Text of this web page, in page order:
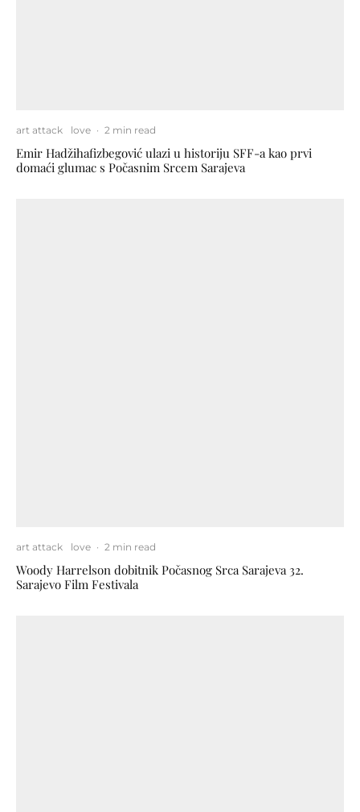
art attack love · 2 min read
Emir Hadžihafizbegović ulazi u historiju SFF-a kao prvi
domaći glumac s Počasnim Srcem Sarajeva
art attack love · 2 min read
Woody Harrelson dobitnik Počasnog Srca Sarajeva 32.
Sarajevo Film Festivala